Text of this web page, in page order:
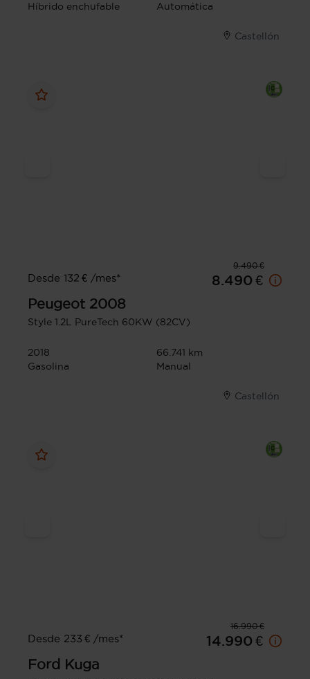
Híbrido enchufable
Automática
Castellón
9.490 €
Desde 132 € /mes*
8.490 €
Peugeot 2008
Style 1.2L PureTech 60KW (82CV)
2018
66.741 km
Gasolina
Manual
Castellón
16.990 €
Desde 233 € /mes*
14.990 €
Ford Kuga